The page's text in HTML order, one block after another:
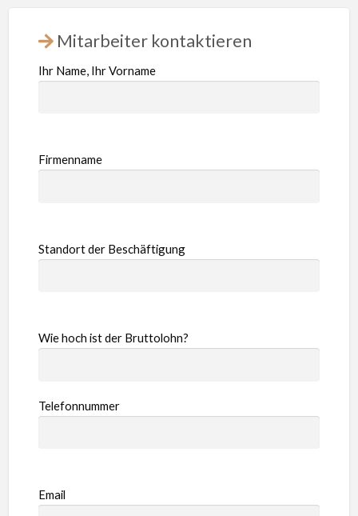
Mitarbeiter kontaktieren
Ihr Name, Ihr Vorname
Firmenname
Standort der Beschäftigung
Wie hoch ist der Bruttolohn?
Telefonnummer
Email